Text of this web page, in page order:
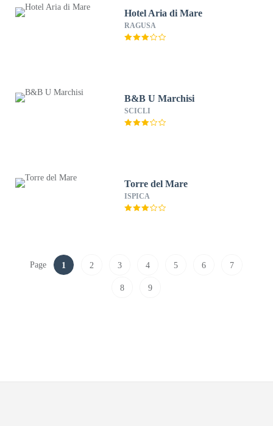
Hotel Aria di Mare
RAGUSA
B&B U Marchisi
SCICLI
Torre del Mare
ISPICA
Page 1 2 3 4 5 6 7
8 9